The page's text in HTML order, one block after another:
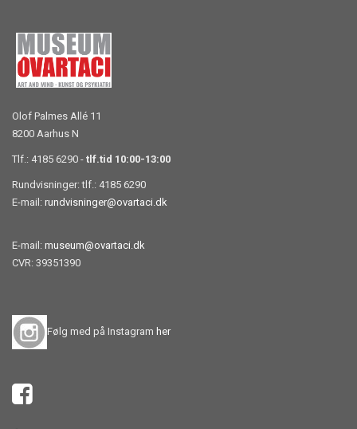
Olof Palmes Allé 11
8200 Aarhus N
Tlf.: 4185 6290 - tlf.tid 10:00-13:00
Rundvisninger: tlf.: 4185 6290
E-mail: rundvisninger@ovartaci.dk
E-mail: museum@ovartaci.dk
CVR: 39351390
Følg med på Instagram her